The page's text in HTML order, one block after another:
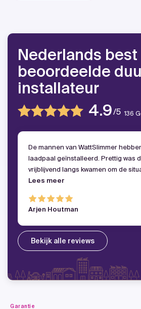
Nederlands best
beoordeelde
installateur
4.9 136
Arjen Houtman
De mannen van WattSlimmer
laadpaal geïnstalleerd. Prettig was
vrijblijvend langs kwamen om de
de beste oplossing samen te
Lees meer
Bekijk alle reviews
Garantie